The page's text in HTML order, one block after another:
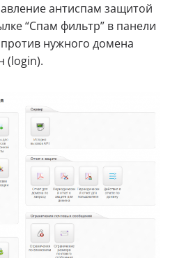
антиспам защитой
“Спам фильтр” в панели
нужного домена
(login).